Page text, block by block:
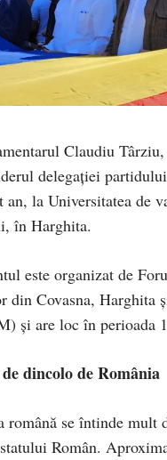
Claudiu
delegației
an, la Universitatea de
în Harghita.
este organizat de
din Covasna, Harghita
și are loc în perioada
dincolo de România
română se întinde mult
Român.